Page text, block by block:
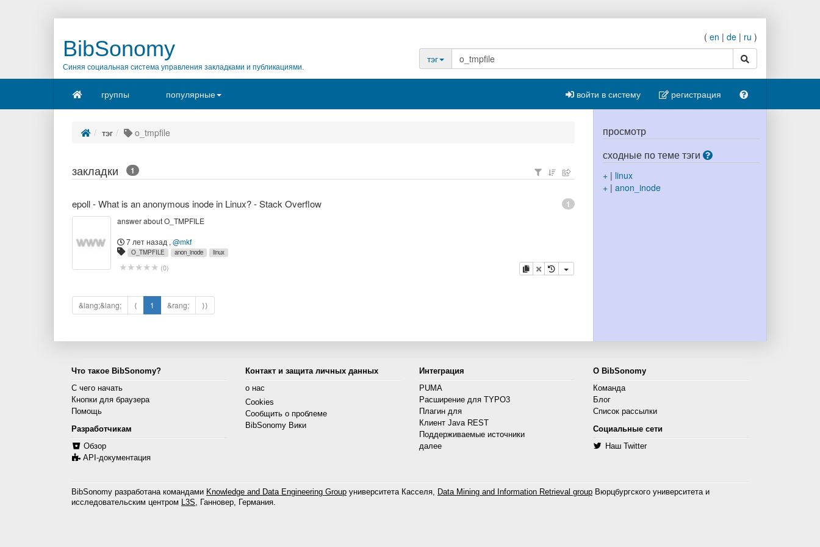
BibSonomy
Синяя социальная система управления закладками и публикациями.
( en | de | ru )
тэг
поиск
группы популярные войти в систему регистрация
тэг o_tmpfile
закладки 1
1
epoll - What is an anonymous inode in Linux? - Stack Overflow
answer about O_TMPFILE
7 лет назад , @mkf
O_TMPFILE anon_inode linux
(0) копировать
удалить
&lang;&lang; ⟨ 1 &rang; ⟩⟩
просмотр
сходные по теме тэги
+| linux
+| anon_inode
Что такое BibSonomy?
С чего начать
Кнопки для браузера
Помощь
Разработчикам
Обзор
API-документация
Контакт и защита личных данных
о нас
Cookies
Сообщить о проблеме
BibSonomy Вики
Интеграция
PUMA
Расширение для TYPO3
Плагин для
Клиент Java REST
Поддерживаемые источники
далее
О BibSonomy
Команда
Блог
Список рассылки
Социальные сети
Наш Twitter
BibSonomy разработана командами Knowledge and Data Engineering Group университета Касселя, Data Mining and Information Retrieval group Вюрцбургского университета и
исследовательским центром L3S, Ганновер, Германия.